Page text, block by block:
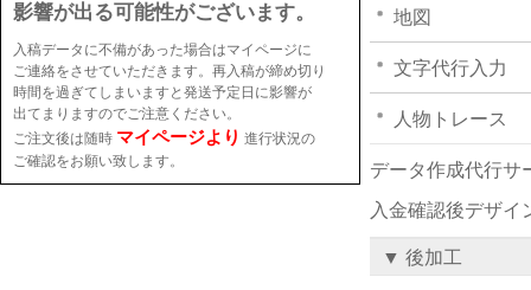
影響が出る可能性がございます。
入稿データに不備があった場合はマイページに
ご連絡をさせていただきます。再入稿が締め切り
時間を過ぎてしまいますと発送予定日に影響が
出てまりますのでご注意ください。
ご注文後は随時 マイページより 進行状況の
ご確認をお願い致します。
地図
文字代行入力
人物トレース
データ作成代行サ
入金確認後デザイ
▼ 後加工